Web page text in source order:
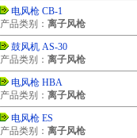
电风枪 CB-1
产品类别： 离子风枪
鼓风机 AS-30
产品类别： 离子风枪
电风枪 HBA
产品类别： 离子风枪
电风枪 ES
产品类别： 离子风枪